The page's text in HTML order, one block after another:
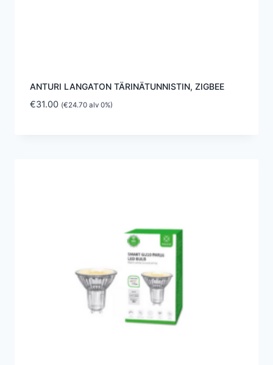
ANTURI LANGATON TÄRINÄTUNNISTIN, ZIGBEE
€31.00 (€24.70alv 0%)